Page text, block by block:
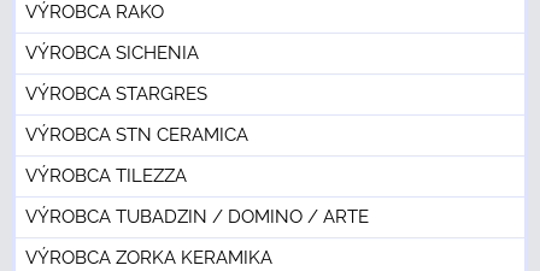
VÝROBCA RAKO
VÝROBCA SICHENIA
VÝROBCA STARGRES
VÝROBCA STN CERAMICA
VÝROBCA TILEZZA
VÝROBCA TUBADZIN / DOMINO / ARTE
VÝROBCA ZORKA KERAMIKA